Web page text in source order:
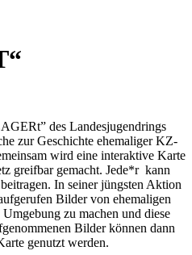
des Landesjugendrings
zur Geschichte ehemaliger KZ-
wird eine interaktive Karte
greifbar gemacht. Jede*r kann
In seiner jüngsten Aktion
Bilder von ehemaligen
zu machen und diese
Bilder können dann
genutzt werden.